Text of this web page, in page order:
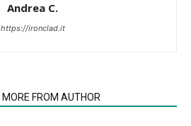
Andrea C.
https://ironclad.it
MORE FROM AUTHOR